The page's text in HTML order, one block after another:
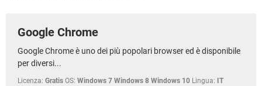
Google Chrome
Google Chrome è uno dei più popolari browser ed è disponibile
per diversi...
Licenza: Gratis OS: Windows 7 Windows 8 Windows 10 Lingua: IT